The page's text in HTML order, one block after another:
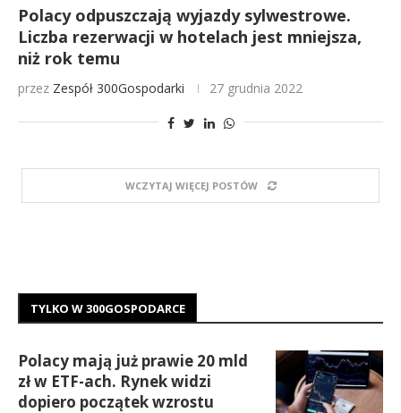
Polacy odpuszczają wyjazdy sylwestrowe.
Liczba rezerwacji w hotelach jest mniejsza,
niż rok temu
przez Zespół 300Gospodarki 27 grudnia 2022
WCZYTAJ WIĘCEJ POSTÓW
TYLKO W 300GOSPODARCE
Polacy mają już prawie 20 mld
zł w ETF-ach. Rynek widzi
dopiero początek wzrostu